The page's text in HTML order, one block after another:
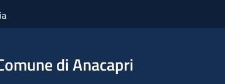
di Anacapri